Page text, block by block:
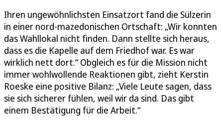
Ihren ungewöhnlichsten Einsatzort fand die Sülzerin
in einer nord-mazedonischen Ortschaft: „Wir konnten
das Wahllokal nicht finden. Dann stellte sich heraus,
dass es die Kapelle auf dem Friedhof war. Es war
wirklich nett dort.“ Obgleich es für die Mission nicht
immer wohlwollende Reaktionen gibt, zieht Kerstin
Roeske eine positive Bilanz: „Viele Leute sagen, dass
sie sich sicherer fühlen, weil wir da sind. Das gibt
einem Bestätigung für die Arbeit.“